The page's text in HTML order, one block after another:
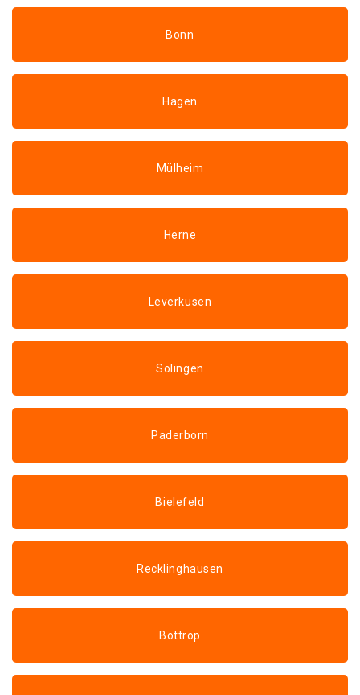
Bonn
Hagen
Mülheim
Herne
Leverkusen
Solingen
Paderborn
Bielefeld
Recklinghausen
Bottrop